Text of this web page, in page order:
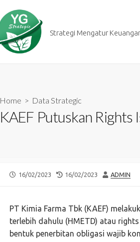
Strategi Mengatur
Home > Data Strategic
KAEF Putuskan
PUBLISHED
16/02/2023
LAST
16/02/2023 AUTHOR
ADMIN
PT Kimia Farma Tbk (KAEF)
terlebih dahulu (HMETD) atau
bentuk penerbitan obligasi wajib